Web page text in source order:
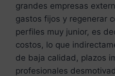
grandes empresas
gastos fijos y regenerar
perfiles muy junior, es
costos, lo que
de baja calidad, plazos
profesionales